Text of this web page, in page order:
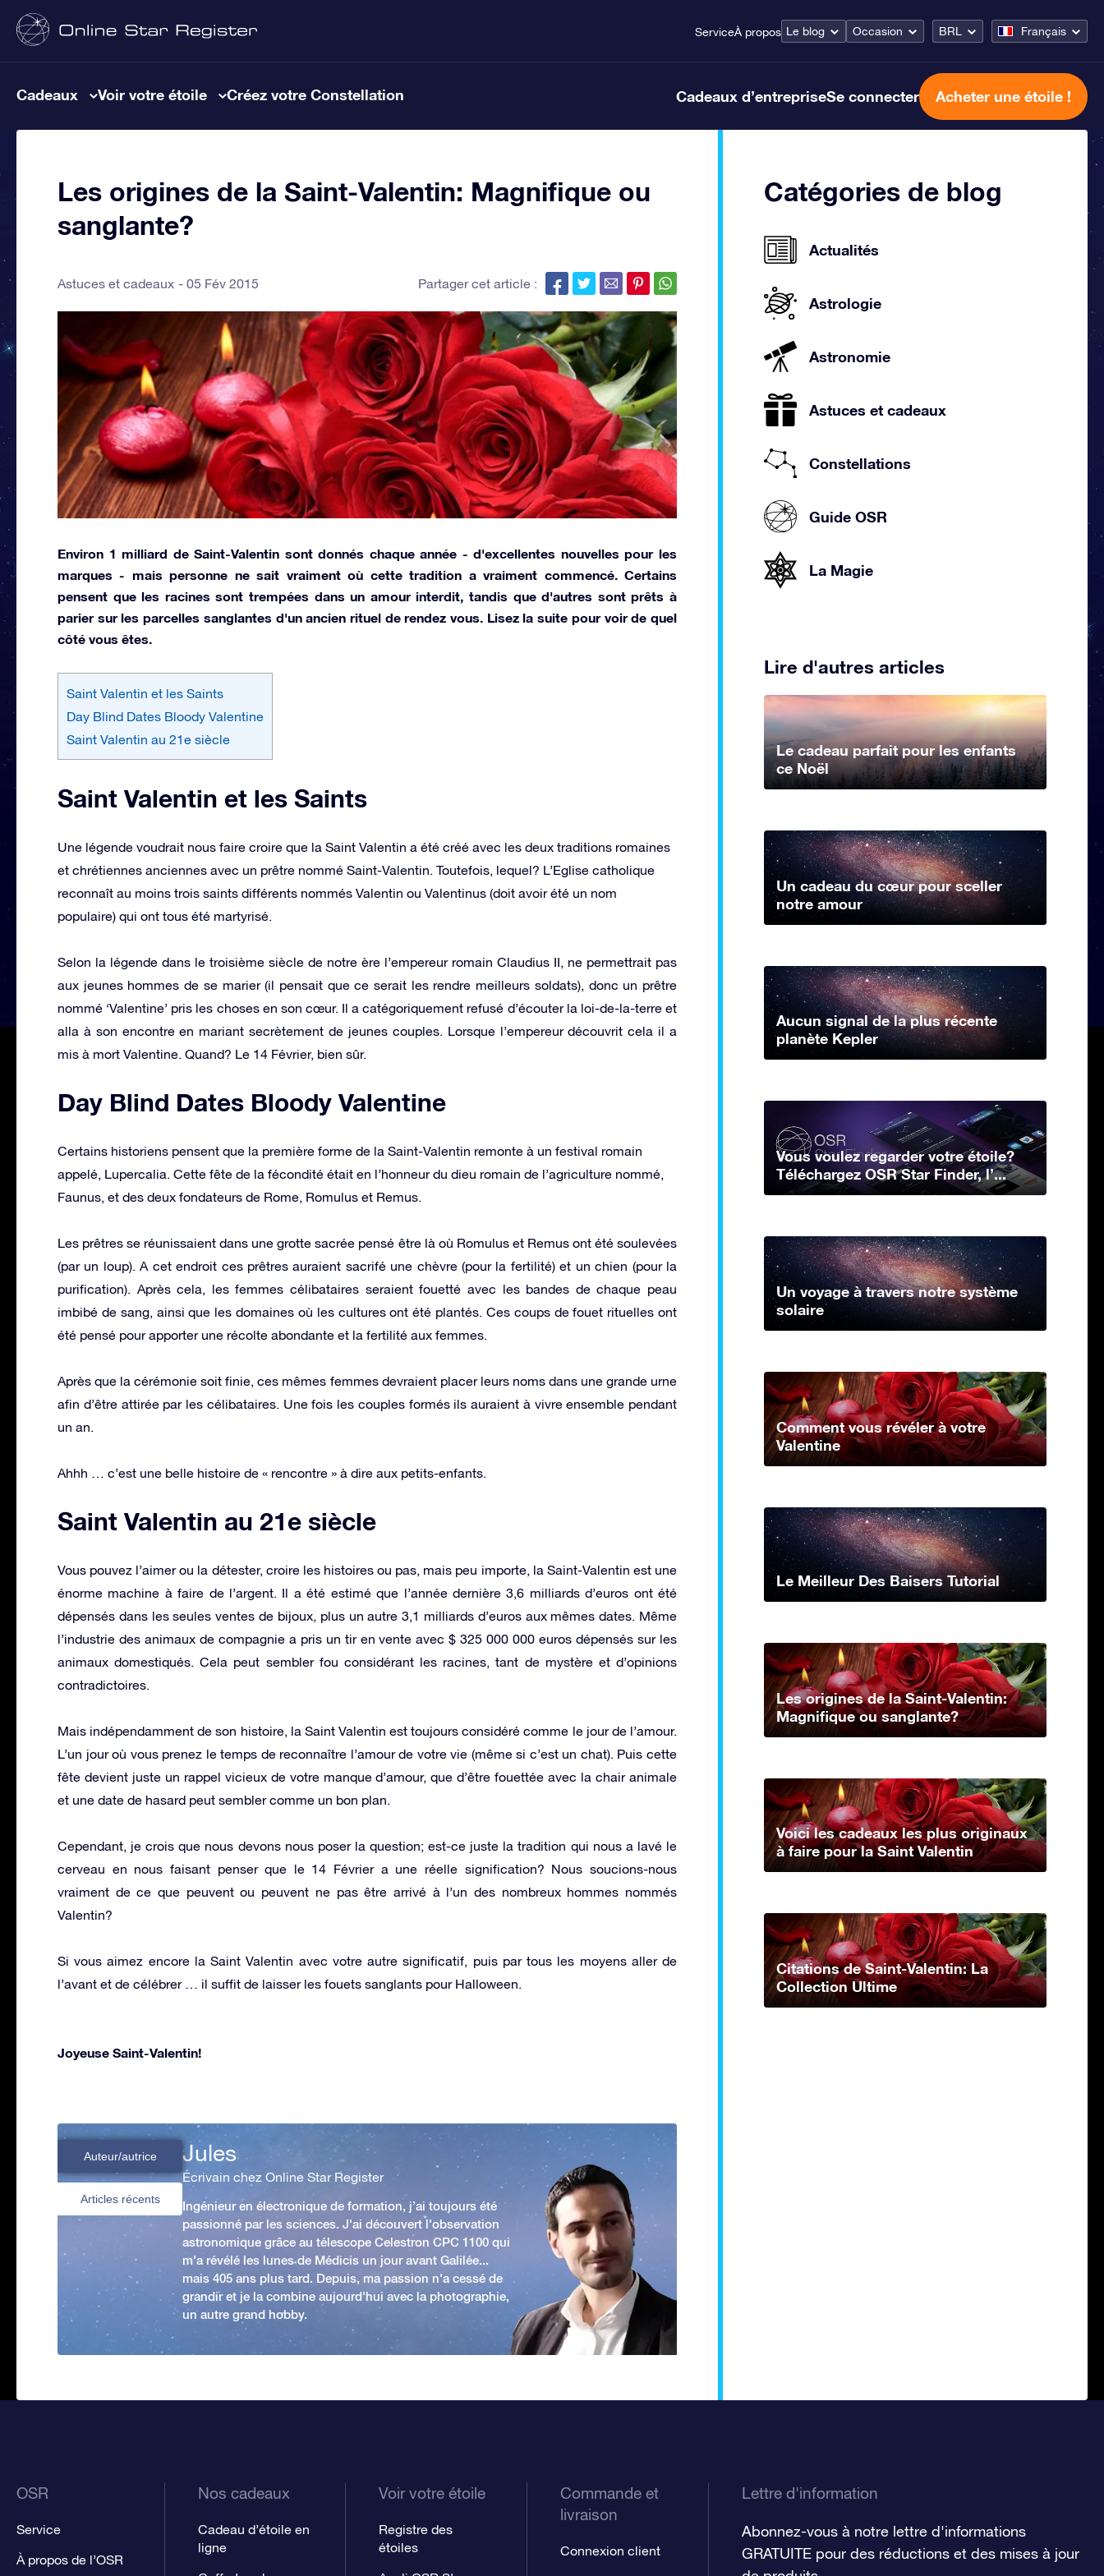
ServiceÀ propos Le blog Occasion BRL Français
Cadeaux Voir votre étoile Créez votre Constellation Cadeaux d’entrepriseSe connecter Acheter une étoile !
Les origines de la Saint-Valentin: Magnifique ou
sanglante?
Astuces et cadeaux 05 Fév 2015 Partager cet article :
Environ 1 milliard de Saint-Valentin sont donnés chaque année - d'excellentes nouvelles pour les
marques - mais personne ne sait vraiment où cette tradition a vraiment commencé. Certains
pensent que les racines sont trempées dans un amour interdit, tandis que d'autres sont prêts à
parier sur les parcelles sanglantes d'un ancien rituel de rendez vous. Lisez la suite pour voir de quel
côté vous êtes.
Saint Valentin et les Saints
Day Blind Dates Bloody Valentine
Saint Valentin au 21e siècle
Saint Valentin et les Saints
Une légende voudrait nous faire croire que la Saint Valentin a été créé avec les deux traditions romaines
et chrétiennes anciennes avec un prêtre nommé Saint-Valentin. Toutefois, lequel? L’Eglise catholique
reconnaît au moins trois saints différents nommés Valentin ou Valentinus (doit avoir été un nom
populaire) qui ont tous été martyrisé.
Selon la légende dans le troisième siècle de notre ère l’empereur romain Claudius II, ne permettrait pas
aux jeunes hommes de se marier (il pensait que ce serait les rendre meilleurs soldats), donc un prêtre
nommé ‘Valentine’ pris les choses en son cœur. Il a catégoriquement refusé d’écouter la loi-de-la-terre et
alla à son encontre en mariant secrètement de jeunes couples. Lorsque l’empereur découvrit cela il a
mis à mort Valentine. Quand? Le 14 Février, bien sûr.
Day Blind Dates Bloody Valentine
Certains historiens pensent que la première forme de la Saint-Valentin remonte à un festival romain
appelé, Lupercalia. Cette fête de la fécondité était en l’honneur du dieu romain de l’agriculture nommé,
Faunus, et des deux fondateurs de Rome, Romulus et Remus.
Les prêtres se réunissaient dans une grotte sacrée pensé être là où Romulus et Remus ont été soulevées
(par un loup). A cet endroit ces prêtres auraient sacrifé une chèvre (pour la fertilité) et un chien (pour la
purification). Après cela, les femmes célibataires seraient fouetté avec les bandes de chaque peau
imbibé de sang, ainsi que les domaines où les cultures ont été plantés. Ces coups de fouet rituelles ont
été pensé pour apporter une récolte abondante et la fertilité aux femmes.
Après que la cérémonie soit finie, ces mêmes femmes devraient placer leurs noms dans une grande urne
afin d’être attirée par les célibataires. Une fois les couples formés ils auraient à vivre ensemble pendant
un an.
Ahhh … c’est une belle histoire de « rencontre » à dire aux petits-enfants.
Saint Valentin au 21e siècle
Vous pouvez l’aimer ou la détester, croire les histoires ou pas, mais peu importe, la Saint-Valentin est une
énorme machine à faire de l’argent. Il a été estimé que l’année dernière 3,6 milliards d’euros ont été
dépensés dans les seules ventes de bijoux, plus un autre 3,1 milliards d’euros aux mêmes dates. Même
l’industrie des animaux de compagnie a pris un tir en vente avec $ 325 000 000 euros dépensés sur les
animaux domestiqués. Cela peut sembler fou considérant les racines, tant de mystère et d’opinions
contradictoires.
Mais indépendamment de son histoire, la Saint Valentin est toujours considéré comme le jour de l’amour.
L’un jour où vous prenez le temps de reconnaître l’amour de votre vie (même si c’est un chat). Puis cette
fête devient juste un rappel vicieux de votre manque d’amour, que d’être fouettée avec la chair animale
et une date de hasard peut sembler comme un bon plan.
Cependant, je crois que nous devons nous poser la question; est-ce juste la tradition qui nous a lavé le
cerveau en nous faisant penser que le 14 Février a une réelle signification? Nous soucions-nous
vraiment de ce que peuvent ou peuvent ne pas être arrivé à l’un des nombreux hommes nommés
Valentin?
Si vous aimez encore la Saint Valentin avec votre autre significatif, puis par tous les moyens aller de
l’avant et de célébrer … il suffit de laisser les fouets sanglants pour Halloween.
Joyeuse Saint-Valentin!
Auteur/autrice
Articles récents
Jules
Écrivain chez Online Star Register
Ingénieur en électronique de formation, j’ai toujours été
passionné par les sciences. J'ai découvert l'observation
astronomique grâce au télescope Celestron CPC 1100 qui
m'a révélé les lunes de Médicis un jour avant Galilée...
mais 405 ans plus tard. Depuis, ma passion n'a cessé de
grandir et je la combine aujourd'hui avec la photographie,
un autre grand hobby.
Catégories de blog
Actualités
Astrologie
Astronomie
Astuces et cadeaux
Constellations
Guide OSR
La Magie
Lire d'autres articles
Le cadeau parfait pour les enfants
ce Noël
Un cadeau du cœur pour sceller
notre amour
Aucun signal de la plus récente
planète Kepler
Vous voulez regarder votre étoile?
Téléchargez OSR Star Finder, l’...
Un voyage à travers notre système
solaire
Comment vous révéler à votre
Valentine
Le Meilleur Des Baisers Tutorial
Les origines de la Saint-Valentin:
Magnifique ou sanglante?
Voici les cadeaux les plus originaux
à faire pour la Saint Valentin
Citations de Saint-Valentin: La
Collection Ultime
OSR
Service
À propos de l’OSR
Nos cadeaux
Cadeau d’étoile en
ligne
Voir votre étoile
Registre des
étoiles
Commande et
livraison
Connexion client
Lettre d'information
Abonnez-vous à notre lettre d'informations
GRATUITE pour des réductions et des mises à jour